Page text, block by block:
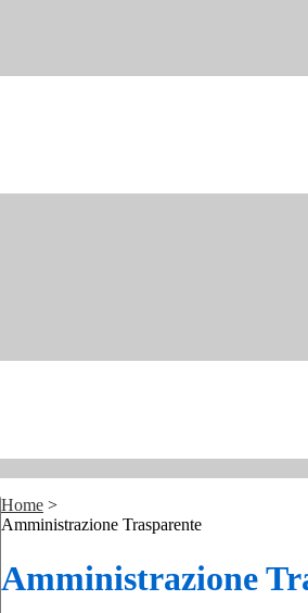
Home >
Amministrazione Trasparente
Amministrazione